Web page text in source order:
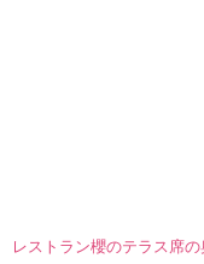
レストラン櫻のテラス席